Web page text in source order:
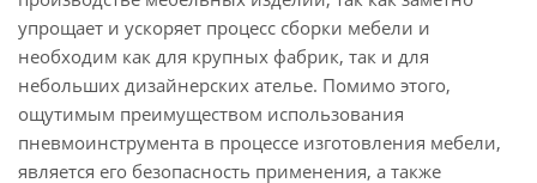
упрощает и ускоряет процесс сборки мебели и
необходим как для крупных фабрик, так и для
небольших дизайнерских ателье. Помимо этого,
ощутимым преимуществом использования
пневмоинструмента в процессе изготовления мебели,
является его безопасность применения, а также